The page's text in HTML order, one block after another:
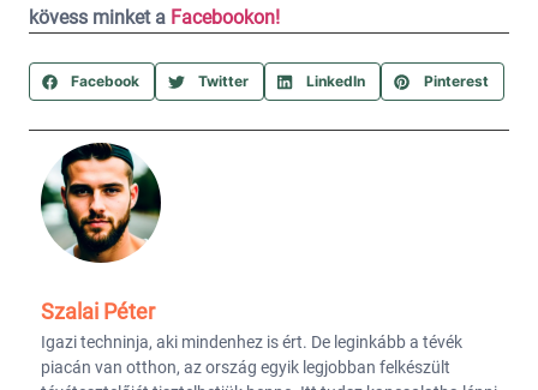
kövess minket a Facebookon!
Facebook Twitter LinkedIn Pinterest
Szalai Péter
Igazi techninja, aki mindenhez is ért. De leginkább a tévék
piacán van otthon, az ország egyik legjobban felkészült